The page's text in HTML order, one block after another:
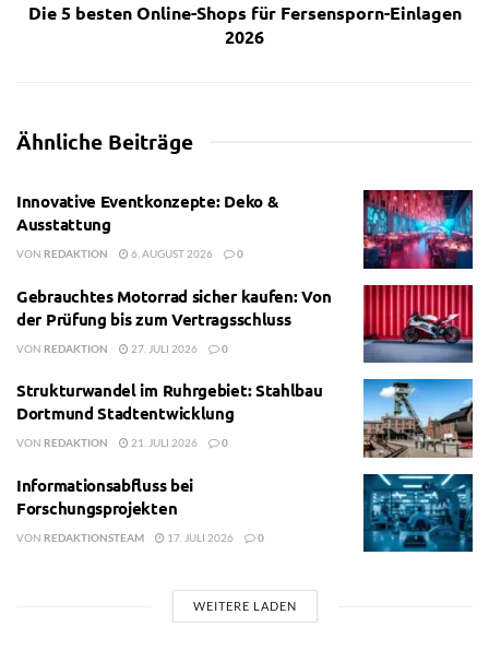
Die 5 besten Online-Shops für Fersensporn-Einlagen
2026
Ähnliche Beiträge
Innovative Eventkonzepte: Deko &
Ausstattung
VON REDAKTION 6. AUGUST 2026 0
Gebrauchtes Motorrad sicher kaufen: Von
der Prüfung bis zum Vertragsschluss
VON REDAKTION 27. JULI 2026 0
Strukturwandel im Ruhrgebiet: Stahlbau
Dortmund Stadtentwicklung
VON REDAKTION 21. JULI 2026 0
Informationsabfluss bei
Forschungsprojekten
VON REDAKTIONSTEAM 17. JULI 2026 0
WEITERE LADEN